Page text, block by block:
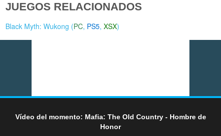
JUEGOS RELACIONADOS
Black Myth: Wukong (PC, PS5,XSX)
Vídeo del momento: Mafia: The Old Country - Hombre de
Honor